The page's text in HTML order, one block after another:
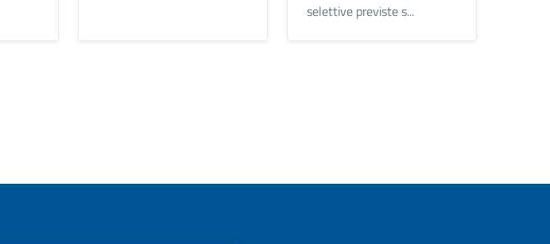
selettive previste s...